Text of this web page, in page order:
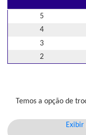
5
4
3
2
Temos a opção de
Exibir